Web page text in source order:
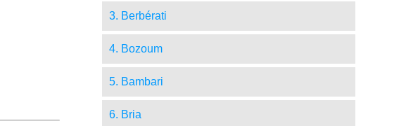
3. Berbérati
4. Bozoum
5. Bambari
6. Bria